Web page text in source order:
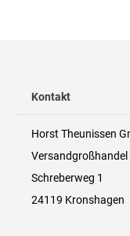
Kontakt
Horst Theunissen
Versandgroßhandel
Schreberweg 1
24119 Kronshagen